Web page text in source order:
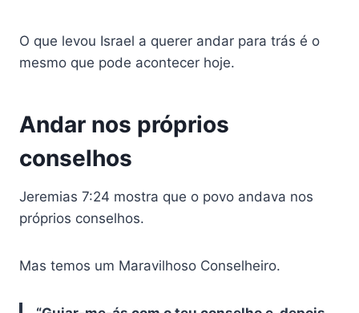
O que levou Israel a querer andar para trás é o
mesmo que pode acontecer hoje.
Andar nos próprios
conselhos
Jeremias 7:24 mostra que o povo andava nos
próprios conselhos.
Mas temos um Maravilhoso Conselheiro.